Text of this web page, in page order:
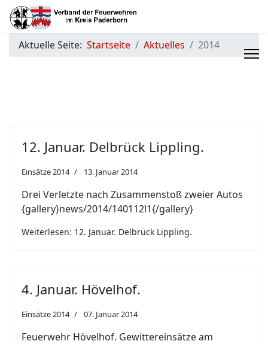
Aktuelle Seite: Startseite Aktuelles 2014
12. Januar. Delbrück Lippling.
Einsätze 2014 13. Januar 2014
Drei Verletzte nach Zusammenstoß zweier Autos
{gallery}news/2014/140112l1{/gallery}
Weiterlesen: 12. Januar. Delbrück Lippling.
4. Januar. Hövelhof.
Einsätze 2014 07. Januar 2014
Feuerwehr Hövelhof. Gewittereinsätze am